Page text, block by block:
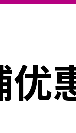
优